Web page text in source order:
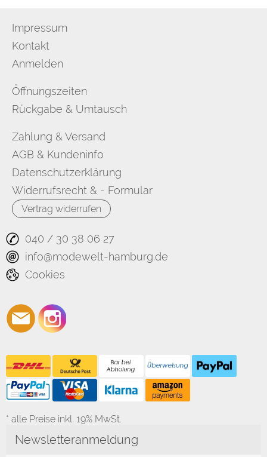
Impressum
Kontakt
Anmelden
Öffnungszeiten
Rückgabe & Umtausch
Zahlung & Versand
AGB & Kundeninfo
Datenschutzerklärung
Widerrufsrecht & - Formular
Vertrag widerrufen
040 / 30 38 06 27
info@modewelt-hamburg.de
Cookies
* alle Preise inkl. 19% MwSt.